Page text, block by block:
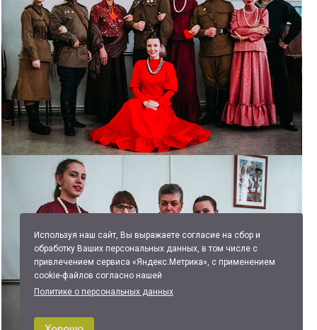
Используя наш сайт, Вы выражаете согласие на сбор и
обработку Ваших персональных данных, в том числе с
привлечением сервиса «Яндекс.Метрика», с применением
cookie-файлов согласно нашей
Политике о персональных данных